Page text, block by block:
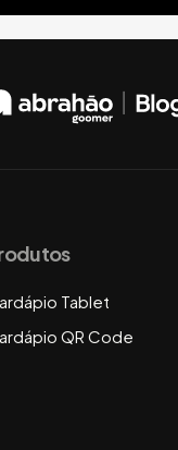
Tablet
QR Code